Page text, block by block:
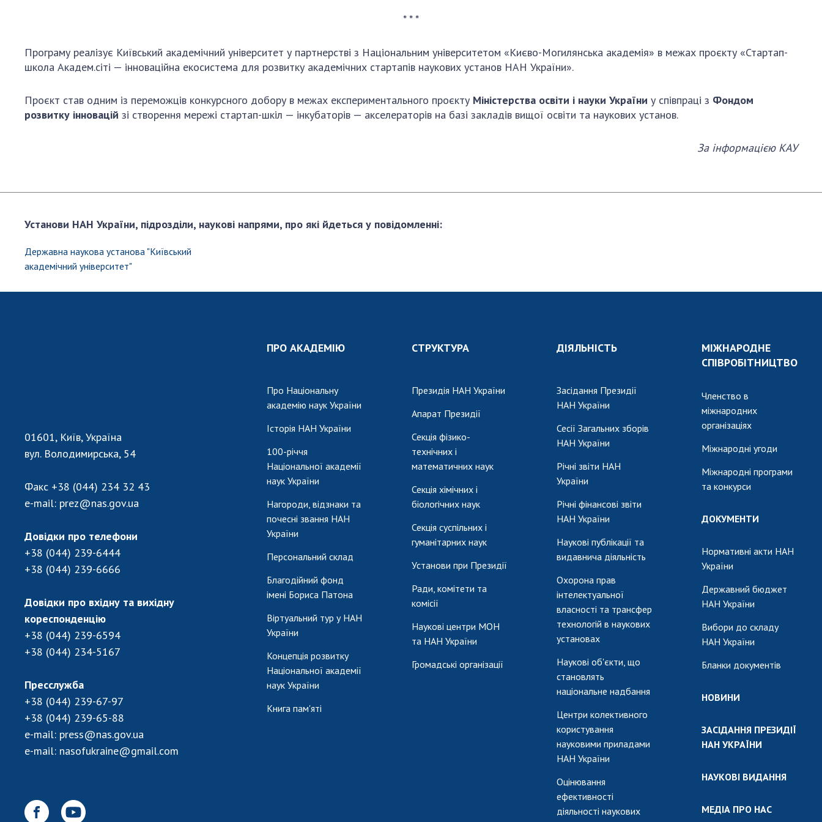
КАБІНЕТ
* * *
Програму реалізує Київський академічний університет у партнерстві з Національним університетом «Києво-Могилянська академія» в межах проєкту «Стартап-
школа Академ.сіті — інноваційна екосистема для розвитку академічних стартапів наукових установ НАН України».
Проєкт став одним із переможців конкурсного добору в межах експериментального проєкту Міністерства освіти і науки України у співпраці з Фондом
розвитку інновацій зі створення мережі стартап-шкіл — інкубаторів — акселераторів на базі закладів вищої освіти та наукових установ.
За інформацією КАУ
Установи НАН України, підрозділи, наукові напрями, про які йдеться у повідомленні:
Державна наукова установа "Київський
академічний університет"
01601, Київ, Україна
вул. Володимирська, 54
Факс +38 (044) 234 32 43
e-mail: prez@nas.gov.ua
Довідки про телефони
+38 (044) 239-6444
+38 (044) 239-6666
Довідки про вхідну та вихідну
кореспонденцію
+38 (044) 239-6594
+38 (044) 234-5167
Пресслужба
+38 (044) 239-67-97
+38 (044) 239-65-88
e-mail: press@nas.gov.ua
e-mail: nasofukraine@gmail.com
ПРО АКАДЕМІЮ
Про Національну
академію наук України
Історія НАН України
100-річчя
Національної академії
наук України
Нагороди, відзнаки та
почесні звання НАН
України
Персональний склад
Благодійний фонд
імені Бориса Патона
Віртуальний тур у НАН
України
Концепція розвитку
Національної академії
наук України
Книга пам'яті
СТРУКТУРА
Президія НАН України
Апарат Президії
Секція фізико-
технічних і
математичних наук
Секція хімічних і
біологічних наук
Секція суспільних і
гуманітарних наук
Установи при Президії
Ради, комітети та
комісії
Наукові центри МОН
та НАН України
Громадські організації
ДІЯЛЬНІСТЬ
Засідання Президії
НАН України
Сесії Загальних зборів
НАН України
Річні звіти НАН
України
Річні фінансові звіти
НАН України
Наукові публікації та
видавнича діяльність
Охорона прав
інтелектуальної
власності та трансфер
технологій в наукових
установах
Наукові об'єкти, що
становлять
національне надбання
Центри колективного
користування
науковими приладами
НАН України
Оцінювання
ефективності
діяльності наукових
МІЖНАРОДНЕ
СПІВРОБІТНИЦТВО
Членство в
міжнародних
організаціях
Міжнародні угоди
Міжнародні програми
та конкурси
ДОКУМЕНТИ
Нормативні акти НАН
України
Державний бюджет
НАН України
Вибори до складу
НАН України
Бланки документів
НОВИНИ
ЗАСІДАННЯ ПРЕЗИДІЇ
НАН УКРАЇНИ
НАУКОВІ ВИДАННЯ
МЕДІА ПРО НАС